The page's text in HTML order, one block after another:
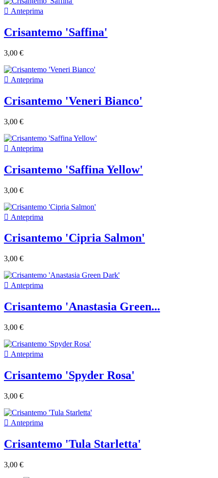
 Anteprima
Crisantemo 'Saffina'
3,00 €
 Anteprima
Crisantemo 'Veneri Bianco'
3,00 €
 Anteprima
Crisantemo 'Saffina Yellow'
3,00 €
 Anteprima
Crisantemo 'Cipria Salmon'
3,00 €
 Anteprima
Crisantemo 'Anastasia Green...
3,00 €
 Anteprima
Crisantemo 'Spyder Rosa'
3,00 €
 Anteprima
Crisantemo 'Tula Starletta'
3,00 €